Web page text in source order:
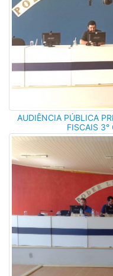
AUDIÊNCIA PÚBLICA
FISCAIS 3°